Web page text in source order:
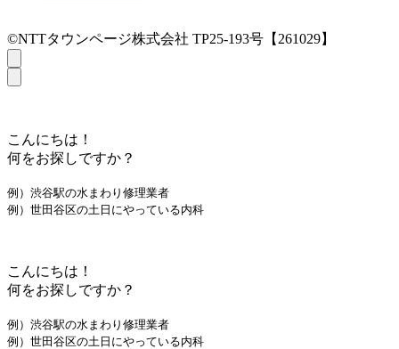
©NTTタウンページ株式会社 TP25-193号【261029】
こんにちは！
何をお探しですか？
例）渋谷駅の水まわり修理業者
例）世田谷区の土日にやっている内科
こんにちは！
何をお探しですか？
例）渋谷駅の水まわり修理業者
例）世田谷区の土日にやっている内科